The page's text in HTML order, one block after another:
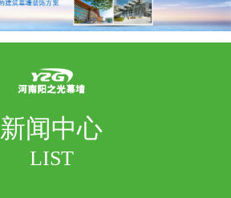
新闻中心
LIST